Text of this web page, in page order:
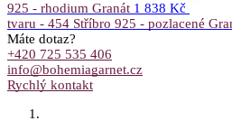
925 - rhodium Granát 1 838 Kč
tvaru - 454 Stříbro 925 - pozlacené
Máte dotaz?
+420 725 535 406
info@bohemiagarnet.cz
Rychlý kontakt